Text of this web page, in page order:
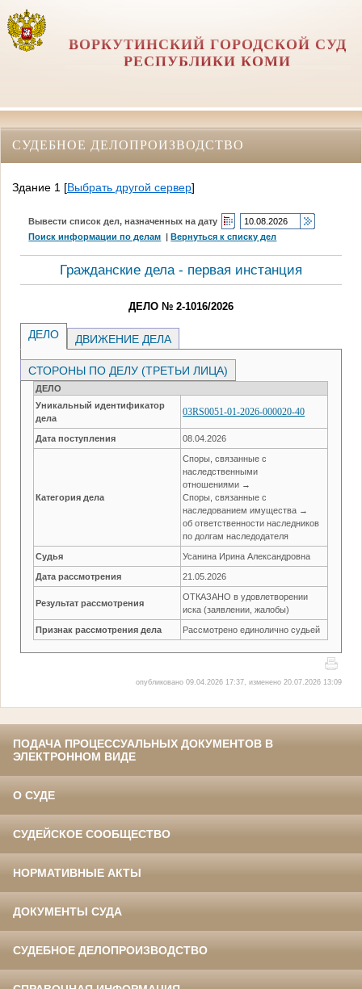
ВОРКУТИНСКИЙ ГОРОДСКОЙ СУД
РЕСПУБЛИКИ КОМИ
СУДЕБНОЕ ДЕЛОПРОИЗВОДСТВО
Здание 1 [Выбрать другой сервер]
Вывести список дел, назначенных на дату
Поиск информации по делам |Вернуться к списку дел
Гражданские дела - первая инстанция
ДЕЛО № 2-1016/2026
ДЕЛО ДВИЖЕНИЕ ДЕЛА
СТОРОНЫ ПО ДЕЛУ (ТРЕТЬИ ЛИЦА)
ДЕЛО
Уникальный идентификатор
дела
03RS0051-01-2026-000020-40
Дата поступления 08.04.2026
Категория дела
Споры, связанные с
наследственными
отношениями →
Споры, связанные с
наследованием имущества →
об ответственности наследников
по долгам наследодателя
Судья Усанина Ирина Александровна
Дата рассмотрения 21.05.2026
Результат рассмотрения
ОТКАЗАНО в удовлетворении
иска (заявлении, жалобы)
Признак рассмотрения дела Рассмотрено единолично судьей
опубликовано 09.04.2026 17:37, изменено 20.07.2026 13:09
ПОДАЧА ПРОЦЕССУАЛЬНЫХ ДОКУМЕНТОВ В
ЭЛЕКТРОННОМ ВИДЕ
О СУДЕ
СУДЕЙСКОЕ СООБЩЕСТВО
НОРМАТИВНЫЕ АКТЫ
ДОКУМЕНТЫ СУДА
СУДЕБНОЕ ДЕЛОПРОИЗВОДСТВО